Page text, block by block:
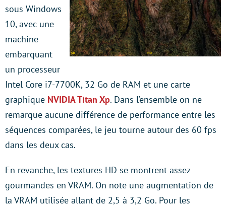
sous Windows
10, avec une
machine
embarquant
un processeur
Intel Core i7-7700K, 32 Go de RAM et une carte
graphique NVIDIA Titan Xp. Dans l’ensemble on ne
remarque aucune différence de performance entre les
séquences comparées, le jeu tourne autour des 60 fps
dans les deux cas.
En revanche, les textures HD se montrent assez
gourmandes en VRAM. On note une augmentation de
la VRAM utilisée allant de 2,5 à 3,2 Go. Pour les